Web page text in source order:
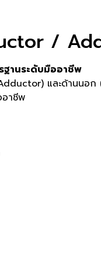
/
ฐานระดับมืออาชีพ
และด้านนอ
อาชีพ